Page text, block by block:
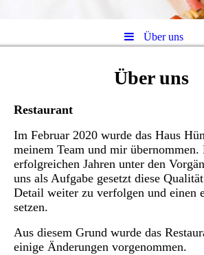
Über uns
Über uns
Restaurant
Im Februar 2020 wurde das Haus
meinem Team und mir übernommen.
erfolgreichen Jahren unter den
uns als Aufgabe gesetzt diese
Detail weiter zu verfolgen und einen
setzen.
Aus diesem Grund wurde das
einige Änderungen vorgenommen.